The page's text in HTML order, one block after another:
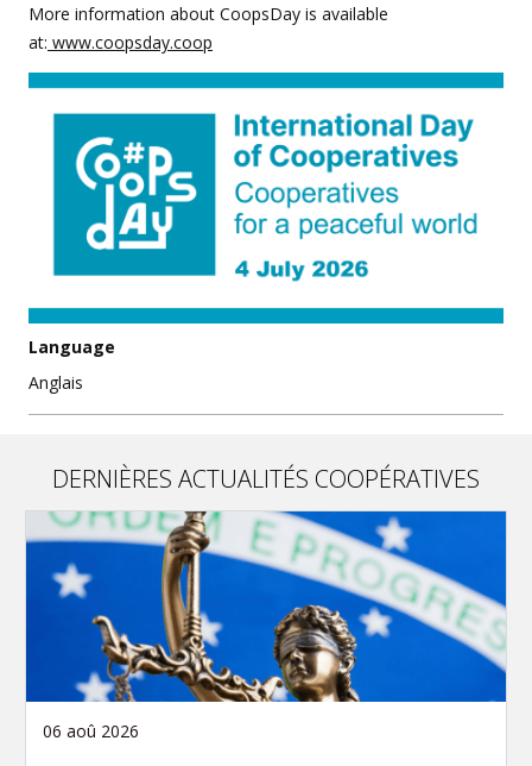
More information about CoopsDay is available
at: www.coopsday.coop
Language
Anglais
DERNIÈRES ACTUALITÉS COOPÉRATIVES
06 aoû 2026